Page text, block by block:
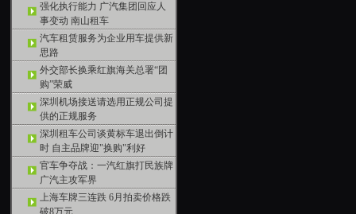
强化执行能力 广汽集团回应人
事变动 南山租车
汽车租赁服务为企业用车提供新
思路
外交部长换乘红旗海关总署“团
购”荣威
深圳机场接送请选用正规公司提
供的正规服务
深圳租车公司谈黄标车退出倒计
时 自主品牌迎"换购"利好
官车争夺战：一汽红旗打民族牌
广汽主攻军界
上海车牌三连跌 6月拍卖价格跌
破8万元